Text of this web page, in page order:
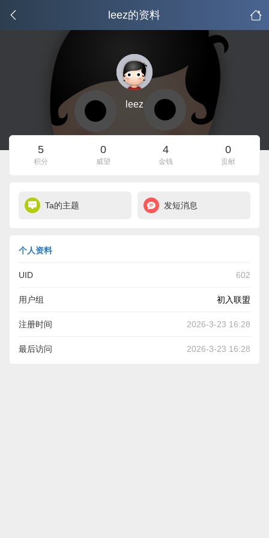
leez的资料
leez
5
积分
0
威望
4
金钱
0
贡献
Ta的主题 发短消息
个人资料
UID 602
用户组 初入联盟
注册时间 2026-3-23 16:28
最后访问 2026-3-23 16:28